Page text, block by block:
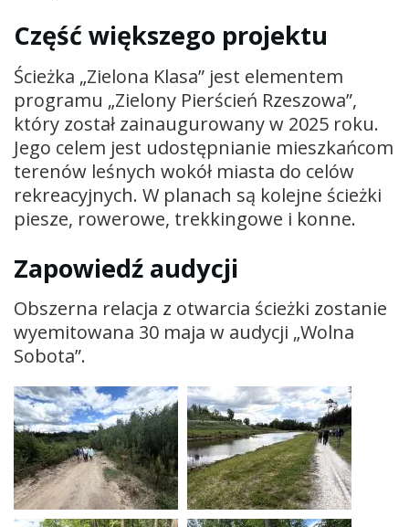
Część większego projektu
Ścieżka „Zielona Klasa” jest elementem
programu „Zielony Pierścień Rzeszowa”,
który został zainaugurowany w 2025 roku.
Jego celem jest udostępnianie mieszkańcom
terenów leśnych wokół miasta do celów
rekreacyjnych. W planach są kolejne ścieżki
piesze, rowerowe, trekkingowe i konne.
Zapowiedź audycji
Obszerna relacja z otwarcia ścieżki zostanie
wyemitowana 30 maja w audycji „Wolna
Sobota”.